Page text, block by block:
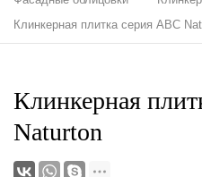
Клинкерная плитка серия ABC
Клинкерная
Naturton